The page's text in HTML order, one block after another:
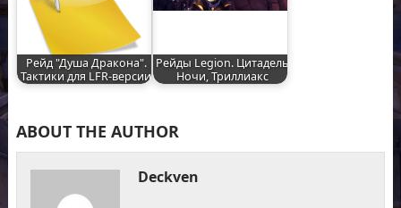
Рейд "Душа Дракона".
Тактики для LFR-версии
Рейды Legion. Цитадель
Ночи, Триллиакс
ABOUT THE AUTHOR
Deckven